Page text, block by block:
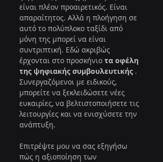
είναι πλέον προαιρετικός. Είναι
απαραίτητος. Αλλά η πλοήγηση σε
αυτό το πολύπλοκο ταξίδι από
μόνη της μπορεί να είναι
συντριπτική. Εδώ ακριβώς
έρχονται στο προσκήνιο τα οφέλη
της ψηφιακής συμβουλευτικής .
Συνεργαζόμενοι με ειδικούς,
μπορείτε να ξεκλειδώσετε νέες
ευκαιρίες, να βελτιστοποιήσετε τις
λειτουργίες και να ενισχύσετε την
ανάπτυξη.
Επιτρέψτε μου να σας εξηγήσω
πώς η αξιοποίηση των